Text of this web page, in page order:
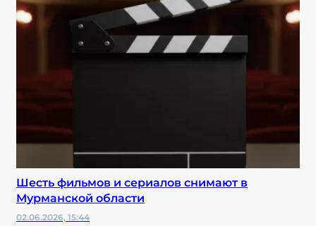
Шесть фильмов и сериалов снимают в
Мурманской области
02.06.2026, 15:44